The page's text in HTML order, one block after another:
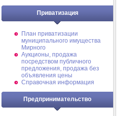
Приватизация
План приватизации
муниципального имущества
Мирного
Аукционы, продажа
посредством публичного
предложения, продажа без
объявления цены
Справочная информация
Предпринимательство